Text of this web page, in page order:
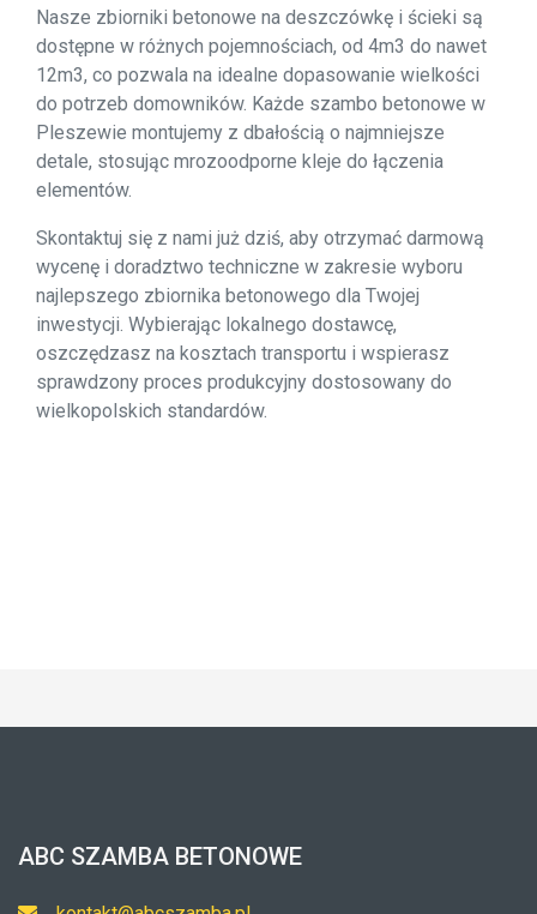
Nasze zbiorniki betonowe na deszczówkę i ścieki są
dostępne w różnych pojemnościach, od 4m3 do nawet
12m3, co pozwala na idealne dopasowanie wielkości
do potrzeb domowników. Każde szambo betonowe w
Pleszewie montujemy z dbałością o najmniejsze
detale, stosując mrozoodporne kleje do łączenia
elementów.
Skontaktuj się z nami już dziś, aby otrzymać darmową
wycenę i doradztwo techniczne w zakresie wyboru
najlepszego zbiornika betonowego dla Twojej
inwestycji. Wybierając lokalnego dostawcę,
oszczędzasz na kosztach transportu i wspierasz
sprawdzony proces produkcyjny dostosowany do
wielkopolskich standardów.
ABC SZAMBA BETONOWE